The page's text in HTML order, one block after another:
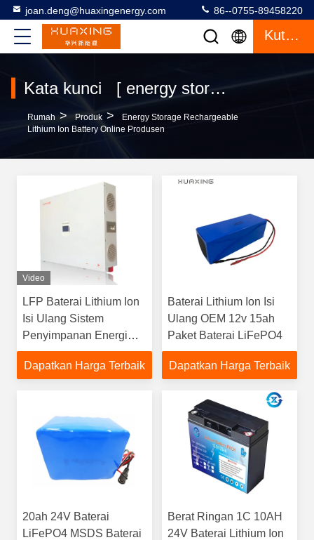
joan.deng@huaxingenergy.com 86--0755-89458220
Kutipan
Kata kunci [ energy storage rechargeable lithium ion battery ] Cocok 125 Produk
Rumah > Produk >
Energy Storage Rechargeable
Lithium Ion Battery Online Produsen
Video
LFP Baterai Lithium Ion
Isi Ulang Sistem
Penyimpanan Energi
Surya Rumah IP65
Dapatkan Harga Terbaik
Baterai Lithium Ion Isi
Ulang OEM 12v 15ah
Paket Baterai LiFePO4
Dapatkan Harga Terbaik
20ah 24V Baterai
LiFePO4 MSDS Baterai
Berat Ringan 1C 10AH
24V Baterai Lithium Ion